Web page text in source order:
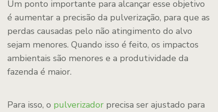
Um ponto importante para alcançar esse objetivo
é aumentar a precisão da pulverização, para que as
perdas causadas pelo não atingimento do alvo
sejam menores. Quando isso é feito, os impactos
ambientais são menores e a produtividade da
fazenda é maior.
Para isso, o pulverizador precisa ser ajustado para